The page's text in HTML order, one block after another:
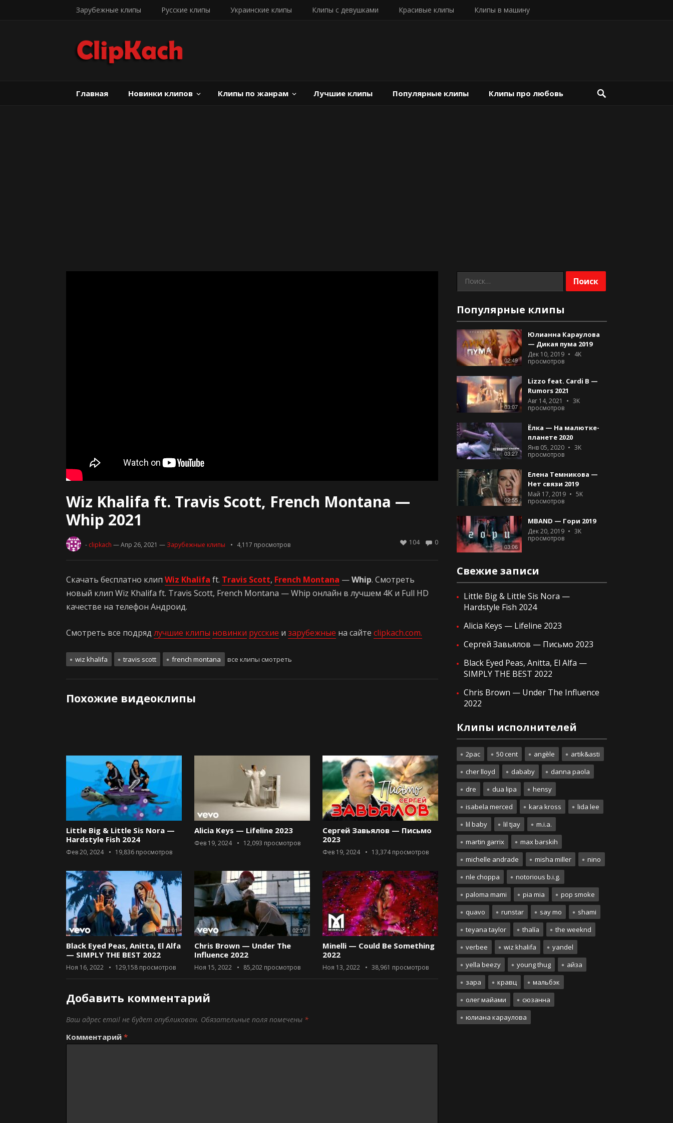
Зарубежные клипы Русские клипы Украинские клипы Клипы с девушками Красивые клипы Клипы в машину
Главная Новинки клипов Клипы по жанрам Лучшие клипы Популярные клипы Клипы про любовь
Wiz Khalifa ft. Travis Scott, French Montana —
Whip 2021
- clipkach — Апр 26, 2021 — Зарубежные клипы 4,117 просмотров 0
104
Скачать бесплатно клип Wiz Khalifa ft. Travis Scott, French Montana —Whip. Смотреть
новый клип Wiz Khalifa ft. Travis Scott, French Montana — Whip онлайн в лучшем 4K и Full HD
качестве на телефон Андроид.
Смотреть все подряд лучшие клипы новинки русские и зарубежные на сайте clipkach.com.
wiz khalifa travis scott french montana все клипы смотреть
Похожие видеоклипы
Little Big & Little Sis Nora —
Hardstyle Fish 2024
Фев 20, 2024 19,836 просмотров
Alicia Keys — Lifeline 2023
Фев 19, 2024 12,093 просмотров
Сергей Завьялов — Письмо
2023
Фев 19, 2024 13,374просмотров
04:01
Black Eyed Peas, Anitta, El Alfa
— SIMPLY THE BEST 2022
Ноя 16, 2022 129,158 просмотров
02:57
Chris Brown — Under The
Influence 2022
Ноя 15, 2022 85,202 просмотров
Minelli — Could Be Something
2022
Ноя 13, 2022 38,961 просмотров
Добавить комментарий
Ваш адрес email не будет опубликован. Обязательные поля помечены *
Комментарий *
Найти:
Популярные клипы
02:49
Юлианна Караулова
— Дикая пума 2019
Дек 10, 2019
4K
просмотров
03:07
Lizzo feat. Cardi B —
Rumors 2021
Авг 14, 2021
3K
просмотров
03:27
Ёлка — На малютке-
планете 2020
Янв 05, 2020
3K
просмотров
02:55
Елена Темникова —
Нет связи 2019
Май 17, 2019
5K
просмотров
03:06
MBAND — Гори 2019
Дек 20, 2019
3K
просмотров
Свежие записи
Little Big & Little Sis Nora —
Hardstyle Fish 2024
Alicia Keys — Lifeline 2023
Сергей Завьялов — Письмо 2023
Black Eyed Peas, Anitta, El Alfa —
SIMPLY THE BEST 2022
Chris Brown — Under The Influence
2022
Клипы исполнителей
2pac 50 cent angèle
artik&asti
cher lloyd
dababy
danna paola
dre
dua lipa
hensy
isabela merced
kara kross
lida lee
lil baby
lil tjay
m.i.a.
martin garrix
max barskih
michelle andrade
misha miller
nino
nle choppa
notorious b.i.g.
paloma mami
pia mia
pop smoke
quavo
runstar say mo
shami
teyana taylor
thalía
the weeknd
verbee
wiz khalifa
yandel
yella beezy
young thug
айза
зара
кравц
мальбэк
олег майами
сюзанна
юлиана караулова